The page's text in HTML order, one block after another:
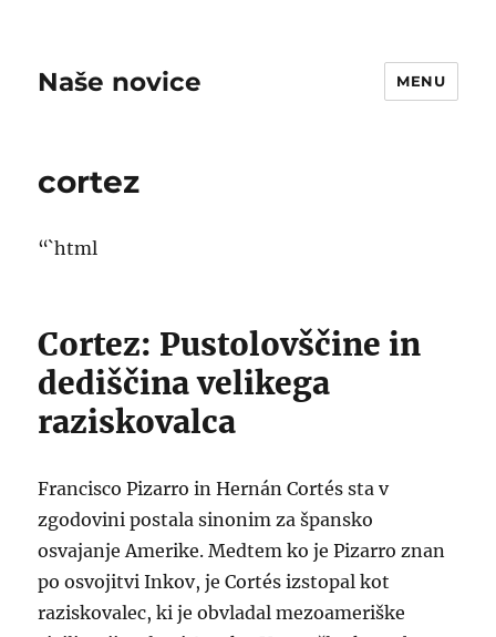
Naše novice MENU
cortez
“`html
Cortez: Pustolovščine in
dediščina velikega
raziskovalca
Francisco Pizarro in Hernán Cortés sta v
zgodovini postala sinonim za špansko
osvajanje Amerike. Medtem ko je Pizarro znan
po osvojitvi Inkov, je Cortés izstopal kot
raziskovalec, ki je obvladal mezoameriške